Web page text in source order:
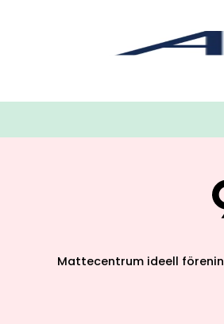
Mattecentrum ideell